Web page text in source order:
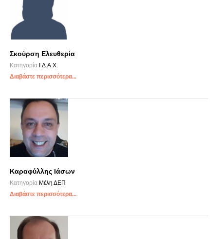
Σκούρση Ελευθερία
Κατηγορία Ι.Δ.Α.Χ.
Διαβάστε περισσότερα...
Καραφύλλης Ιάσων
Κατηγορία Μέλη ΔΕΠ
Διαβάστε περισσότερα...